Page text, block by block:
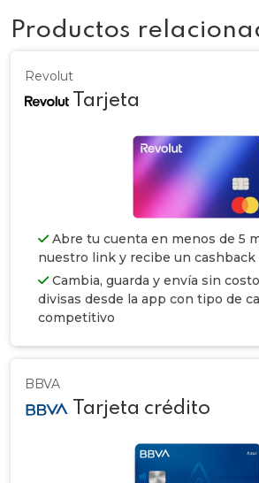
Productos
Revolut
Tarjeta
Abre tu cuenta en menos de 5
nuestro link y recibe un cashback
Cambia, guarda y envía sin
divisas desde la app con tipo de
competitivo
BBVA
Tarjeta crédito